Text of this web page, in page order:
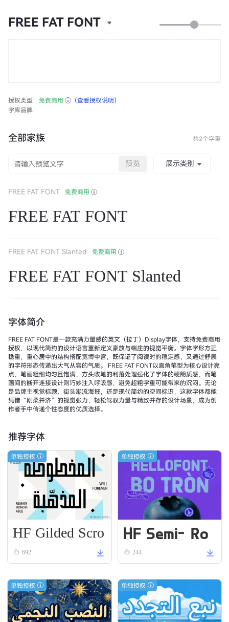
FREE FAT FONT
授权类型： 免费商用
（查看授权说明）
字库品牌：
全部家族 共2个字重
预览 展示类别
FREE FAT FONT 免费商用
FREE FAT FONT
FREE FAT FONT Slanted 免费商用
FREE FAT FONT Slanted
字体简介
FREE FAT FONT是一款充满力量感的英文（拉丁）Display字体，支持免费商用
授权，以现代简约的设计语言重新定义豪放与端庄的视觉平衡。字体字形方正
稳重，重心居中的结构搭配宽博中宫，既保证了阅读时的稳定感，又通过舒展
的字符形态传递出大气从容的气质。 FREE FAT FONT以直角笔型为核心设计亮
点，笔画粗细均匀且饱满，方头收笔的利落处理强化了字体的硬朗质感，而笔
画间的断开连接设计则巧妙注入呼吸感，避免超粗字重可能带来的沉闷。无论
是品牌主视觉标题、街头潮流海报，还是现代简约的空间标识，这款字体都能
凭借“刚柔并济”的视觉张力，轻松驾驭力量与精致并存的设计场景，成为创
作者手中传递个性态度的优质选择。
推荐字体
单独授权
HF Gilded Scro
ll692
单独授权
HF Semi-Ro
und VN Bold
244
单独授权 单独授权